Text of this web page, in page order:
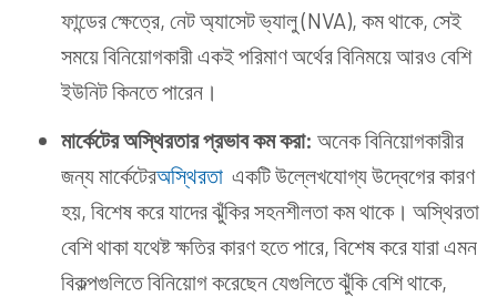
ফান্ডের ক্ষেত্রে, নেট অ্যাসেট ভ্যালু (NVA), কম থাকে, সেই
সময়ে বিনিয়োগকারী একই পরিমাণ অর্থের বিনিময়ে আরও বেশি
ইউনিট কিনতে পারেন।
মার্কেটেরঅস্থিরতার প্রভাবকমকরা: অনেক বিনিয়োগকারীর
জন্য মার্কেটেরঅস্থিরতা একটি উল্লেখযোগ্য উদ্বেগের কারণ
হয়, বিশেষ করে যাদের ঝুঁকির সহনশীলতা কম থাকে। অস্থিরতা
বেশি থাকা যথেষ্ট ক্ষতির কারণ হতে পারে, বিশেষ করে যারা এমন
বিকল্পগুলিতে বিনিয়োগ করেছেন যেগুলিতে ঝুঁকি বেশি থাকে,